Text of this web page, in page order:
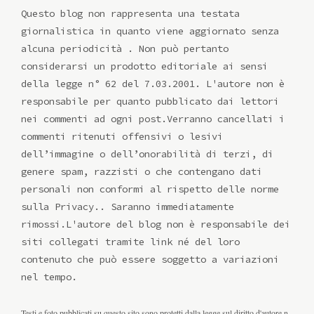
Questo blog non rappresenta una testata
giornalistica in quanto viene aggiornato senza
alcuna periodicità . Non può pertanto
considerarsi un prodotto editoriale ai sensi
della legge n° 62 del 7.03.2001. L'autore non è
responsabile per quanto pubblicato dai lettori
nei commenti ad ogni post.Verranno cancellati i
commenti ritenuti offensivi o lesivi
dell’immagine o dell’onorabilità di terzi, di
genere spam, razzisti o che contengano dati
personali non conformi al rispetto delle norme
sulla Privacy.. Saranno immediatamente
rimossi.L'autore del blog non è responsabile dei
siti collegati tramite link né del loro
contenuto che può essere soggetto a variazioni
nel tempo.